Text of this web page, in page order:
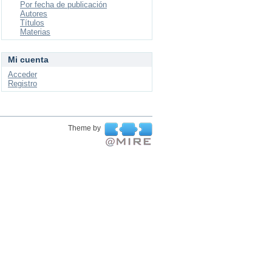
Por fecha de publicación
Autores
Títulos
Materias
Mi cuenta
Acceder
Registro
Theme by